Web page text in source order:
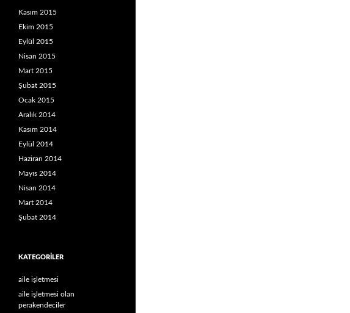
Kasım 2015
Ekim 2015
Eylül 2015
Nisan 2015
Mart 2015
Şubat 2015
Ocak 2015
Aralık 2014
Kasım 2014
Eylül 2014
Haziran 2014
Mayıs 2014
Nisan 2014
Mart 2014
Şubat 2014
KATEGORILER
aile işletmesi
aile işletmesi olan
perakendeciler